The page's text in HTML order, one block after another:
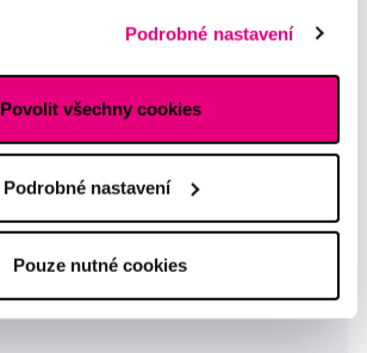
Podrobné nastavení
Povolit všechny cookies
Podrobné nastavení
Pouze nutné cookies